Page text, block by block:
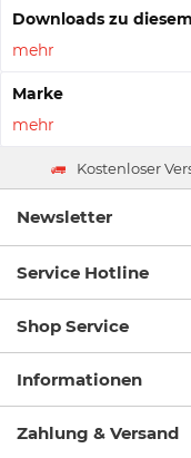
Downloads zu
mehr
Marke
mehr
Kostenloser
Newsletter
Service Hotline
Shop Service
Informationen
Zahlung & Versand